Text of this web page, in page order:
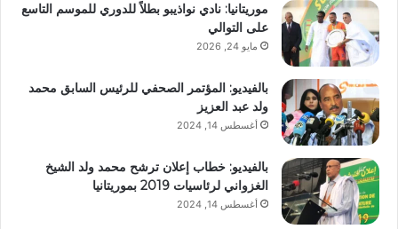
موريتانيا: نادي نواذيبو بطلاً للدوري للموسم التاسع
على التوالي
مايو 24, 2026
بالفيديو: المؤتمر الصحفي للرئيس السابق محمد
ولد عبد العزيز
أغسطس 14, 2024
بالفيديو: خطاب إعلان ترشح محمد ولد الشيخ
الغزواني لرئاسيات 2019 بموريتانيا
أغسطس 14, 2024